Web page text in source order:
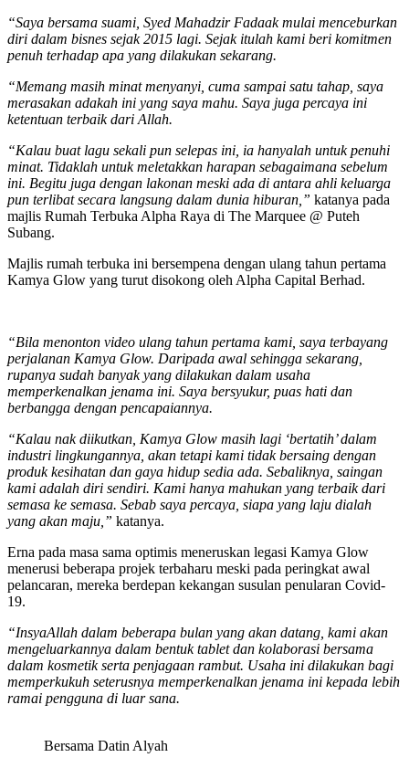
“Saya bersama suami, Syed Mahadzir Fadaak mulai menceburkan
diri dalam bisnes sejak 2015 lagi. Sejak itulah kami beri komitmen
penuh terhadap apa yang dilakukan sekarang.
“Memang masih minat menyanyi, cuma sampai satu tahap, saya
merasakan adakah ini yang saya mahu. Saya juga percaya ini
ketentuan terbaik dari Allah.
“Kalau buat lagu sekali pun selepas ini, ia hanyalah untuk penuhi
minat. Tidaklah untuk meletakkan harapan sebagaimana sebelum
ini. Begitu juga dengan lakonan meski ada di antara ahli keluarga
pun terlibat secara langsung dalam dunia hiburan,” katanya pada
majlis Rumah Terbuka Alpha Raya di The Marquee @ Puteh
Subang.
Majlis rumah terbuka ini bersempena dengan ulang tahun pertama
Kamya Glow yang turut disokong oleh Alpha Capital Berhad.
“Bila menonton video ulang tahun pertama kami, saya terbayang
perjalanan Kamya Glow. Daripada awal sehingga sekarang,
rupanya sudah banyak yang dilakukan dalam usaha
memperkenalkan jenama ini. Saya bersyukur, puas hati dan
berbangga dengan pencapaiannya.
“Kalau nak diikutkan, Kamya Glow masih lagi ‘bertatih’ dalam
industri lingkungannya, akan tetapi kami tidak bersaing dengan
produk kesihatan dan gaya hidup sedia ada. Sebaliknya, saingan
kami adalah diri sendiri. Kami hanya mahukan yang terbaik dari
semasa ke semasa. Sebab saya percaya, siapa yang laju dialah
yang akan maju,” katanya.
Erna pada masa sama optimis meneruskan legasi Kamya Glow
menerusi beberapa projek terbaharu meski pada peringkat awal
pelancaran, mereka berdepan kekangan susulan penularan Covid-
19.
“InsyaAllah dalam beberapa bulan yang akan datang, kami akan
mengeluarkannya dalam bentuk tablet dan kolaborasi bersama
dalam kosmetik serta penjagaan rambut. Usaha ini dilakukan bagi
memperkukuh seterusnya memperkenalkan jenama ini kepada lebih
ramai pengguna di luar sana.
Bersama Datin Alyah